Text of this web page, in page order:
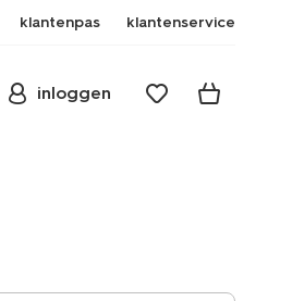
klantenpas klantenservice
inloggen